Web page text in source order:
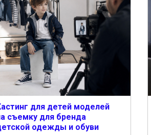
для детей моделей
съемку для бренда
одежды и обуви